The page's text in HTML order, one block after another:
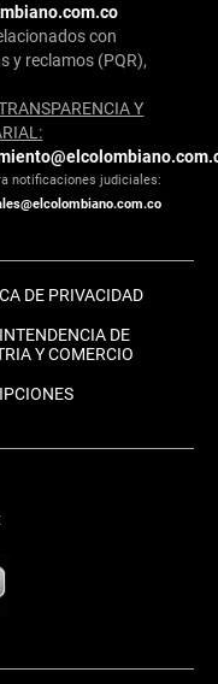
con
y reclamos (PQR),
Y
notificaciones judiciales:
DE PRIVACIDAD
DE
Y COMERCIO